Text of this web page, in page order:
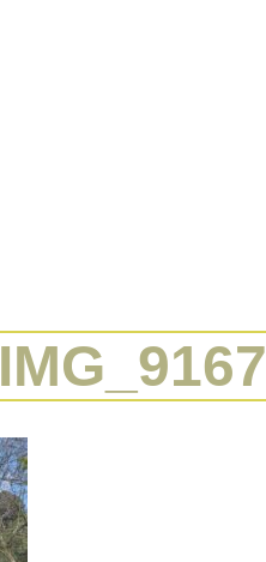
IMG_9167